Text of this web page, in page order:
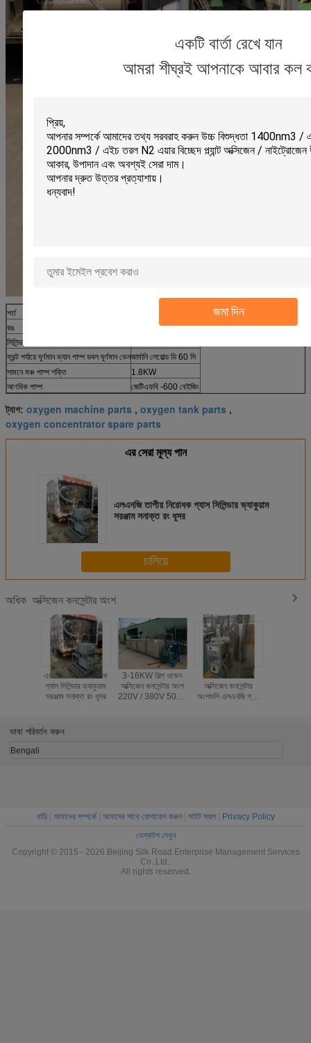
একটি বার্তা রেখে যান
আমরা শীঘ্রই আপনাকে আবার কল
জমা দিন
শর্ত
রঙ
সিলিন্ডার ক্ষমতা
ফ্রন্ট পর্যায়ে ঘূর্ণমান ভ্যান পাম্প ডবল ঘূর্ণমান ভেনজার্মানি লেবোল্ড ডি 60 সি
সামনে মঞ্চ পাম্প শক্তি
1.8KW
আণবিক পাম্প
জেটিএফবি -600 বেইজিং
ট্যাগ: oxygen machine parts , oxygen tank parts ,
oxygen concentrator spare parts
এর সেরা মূল্য পান
এলএনজি তাপীয় নিরোধক গ্যাস সিলিন্ডার ভ্যাকুয়াম
সরঞ্জাম সনাক্ত রং ধূসর
চালিয়ে
অধিক অক্সিজেন কনসেন্টার অংশ
এলএনজি তাপীয় নিরোধক
গ্যাস সিলিন্ডার ভ্যাকুয়াম
সরঞ্জাম সনাক্ত রং ধূসর
3-16KW শিল্প ওভেন
অক্সিজেন কনসেন্টার অংশ
220V / 380V 50Hz
0.75KW পাওয়ার
অক্সিজেন কনসেন্টার
অংশগুলি এলএনজি গ্যাস
ভাষা পরিবর্তন করুন
Bengali
বাড়ি| আমাদের সম্পর্কে| আমাদের সাথে যোগাযোগ করুন| সাইট ম্যাপ|
Privacy Policy
ডেস্কটপ দেখুন
Copyright © 2015 - 2026 Beijing Silk Road Enterprise Management Services
Co.,Ltd..
All rights reserved.